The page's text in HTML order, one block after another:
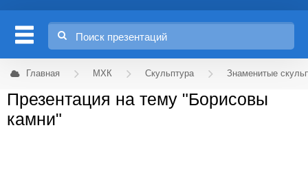
Главная МХК Скульптура Знаменитые
Презентация на тему "Борисовы
камни"